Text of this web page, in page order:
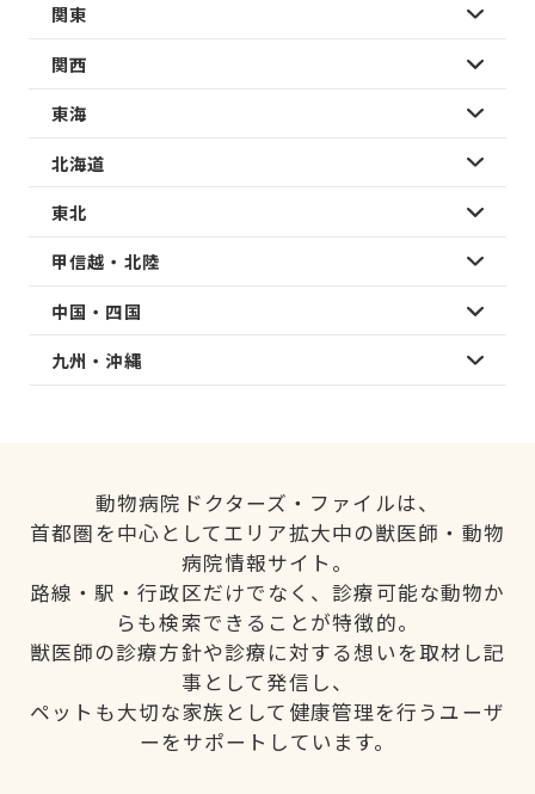
関東
関西
東海
北海道
東北
甲信越・北陸
中国・四国
九州・沖縄
動物病院ドクターズ・ファイルは、
首都圏を中心としてエリア拡大中の獣医師・動物
病院情報サイト。
路線・駅・行政区だけでなく、診療可能な動物か
らも検索できることが特徴的。
獣医師の診療方針や診療に対する想いを取材し記
事として発信し、
ペットも大切な家族として健康管理を行うユーザ
ーをサポートしています。